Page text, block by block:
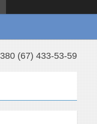
(67) 433-53-59